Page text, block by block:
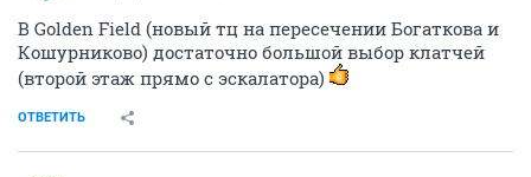
В Golden Field (новый тц на пересечении Богаткова и
Кошурниково) достаточно большой выбор клатчей
(второй этаж прямо с эскалатора)
ОТВЕТИТЬ